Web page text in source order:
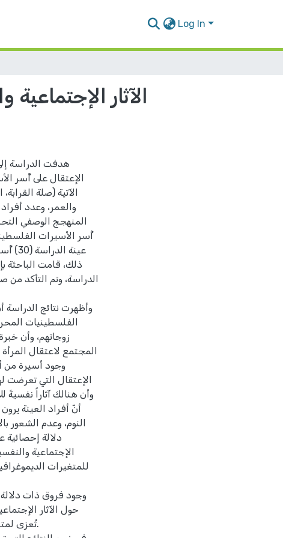
Log In
الآثار
هدفت الدراسة
الإعتقال على أُسر
الآتية (صلة
والعمر، وعدد
المنهجج الوصفي
أُسر الأسيرات
عينة
ذلك، قامت الباحثة
الدراسة، وتم التأكد
وأظهرت نتائج الدراسة
الفلسطينيات
زوجاتهم، وأن
المجتمع لاعتقال
وجود أسيرة من
الإعتقال التي تعرضت
وأن هنالك آثاراً نفسيةً
أنّ أفراد العينة
النوم، وعدم الشعور
الإجتماعية
للمتغيرات
حول الآثار
تُعزى